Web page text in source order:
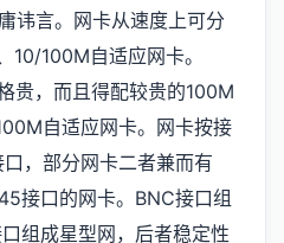
讳言。网卡从速度上可分
10/100M自适应网卡。
贵，而且得配较贵的100M
自适应网卡。网卡按接
，部分网卡二者兼而有
接口的网卡。BNC接口组
组成星型网，后者稳定性